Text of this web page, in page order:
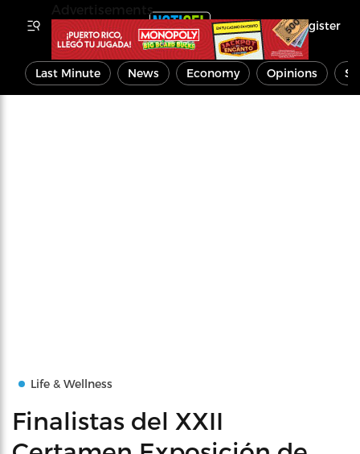
Register
Last Minute News Economy Opinions
Life & Wellness
Finalistas del XXII
Advertisements